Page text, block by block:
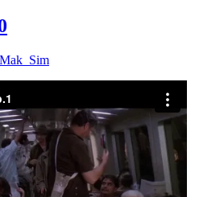
Mak_Sim